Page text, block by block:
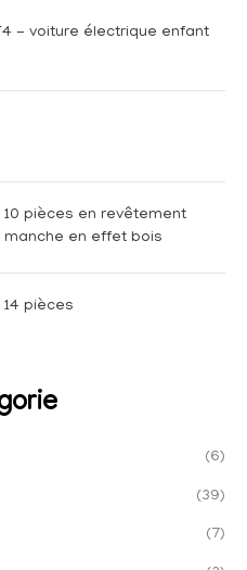
- voiture électrique enfant
pièces en revêtement
en effet bois
pièces
(6)
(39)
(7)